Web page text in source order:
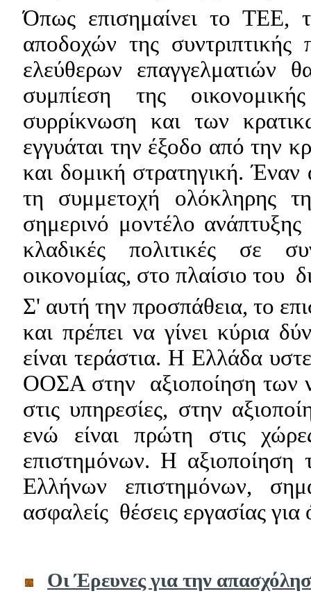
Όπως επισημαίνει το ΤΕΕ,
αποδοχών της
ελεύθερων επαγγελματιών
συμπίεση της
συρρίκνωση και των
εγγυάται την έξοδο από την
και δομική στρατηγική. Έναν
τη συμμετοχή ολόκληρης
σημερινό μοντέλο
κλαδικές πολιτικές σε
οικονομίας, στo πλαίσιο του
Σ' αυτή την προσπάθεια, το
και πρέπει να γίνει κύρια
είναι τεράστια. Η Ελλάδα
ΟΟΣΑ στην
αξιοποίηση των
στις υπηρεσίες, στην
ενώ είναι πρώτη στις
επιστημόνων. Η αξιοποίηση
Ελλήνων επιστημόνων,
ασφαλείς θέσεις εργασίας
Οι Έρευνες για την